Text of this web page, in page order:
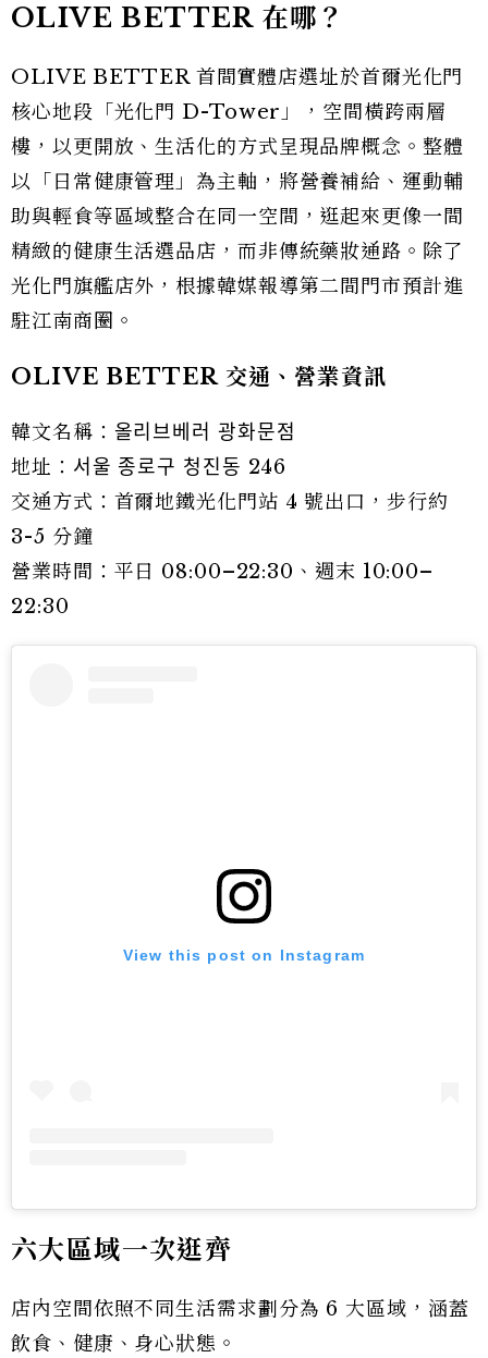
OLIVE BETTER 在哪？
OLIVE BETTER 首間實體店選址於首爾光化門
核心地段「光化門 D-Tower」，空間橫跨兩層
樓，以更開放、生活化的方式呈現品牌概念。整體
以「日常健康管理」為主軸，將營養補給、運動輔
助與輕食等區域整合在同一空間，逛起來更像一間
精緻的健康生活選品店，而非傳統藥妝通路。除了
光化門旗艦店外，根據韓媒報導第二間門市預計進
駐江南商圈。
OLIVE BETTER 交通、營業資訊
韓文名稱：올리브베러 광화문점
地址：서울 종로구 청진동 246
交通方式：首爾地鐵光化門站 4 號出口，步行約
3-5 分鐘
營業時間：平日 08:00–22:30、週末 10:00–
22:30
View this post on Instagram
六大區域一次逛齊
店內空間依照不同生活需求劃分為 6 大區域，涵蓋
飲食、健康、身心狀態。